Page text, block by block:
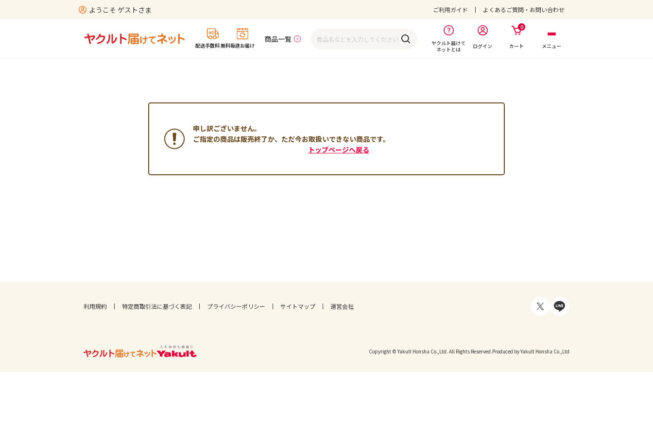
ようこそ ゲストさま ご利用ガイド よくあるご質問・お問い合わせ
配送手数料 無料毎週お届け
商品一覧
ヤクルト届けて
ネットとは
ログイン
0
カート メニュー
申し訳ございません。
ご指定の商品は販売終了か、ただ今お取扱いできない商品です。
トップページへ戻る
利用規約 特定商取引法に基づく表記 プライバシーポリシー サイトマップ 運営会社
Copyright © Yakult Honsha Co.,Ltd. All Rights Reserved.Produced by Yakult Honsha Co.,Ltd